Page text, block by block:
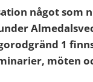
något som
1
möten